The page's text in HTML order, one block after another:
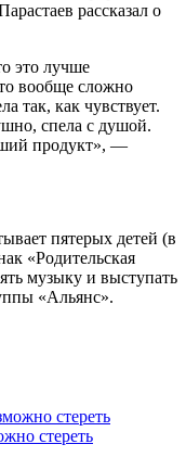
рассказал о
это лучше
вообще сложно
так, как чувствует.
спела с душой.
продукт», —
пятерых детей (в
«Родительская
музыку и выступать
«Альянс».
стереть